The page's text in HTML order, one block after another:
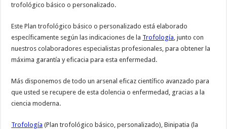
trofológico básico o personalizado.
Este Plan trofológico básico o personalizado está elaborado
específicamente según las indicaciones de la Trofología , junto con
nuestros colaboradores especialistas profesionales, para obtener la
máxima garantía y eficacia para esta enfermedad.
Más disponemos de todo un arsenal eficaz científico avanzado para
que usted se recupere de esta dolencia o enfermedad, gracias a la
ciencia moderna.
Trofología (Plan trofológico básico, personalizado), Binipatia (la